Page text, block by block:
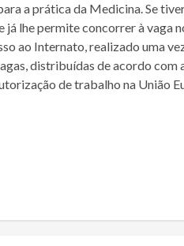
a prática da Medicina. Se
já lhe permite concorrer à vaga
ao Internato, realizado uma
distribuídas de acordo com
de trabalho na União